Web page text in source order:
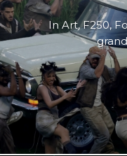
InArt,F250,